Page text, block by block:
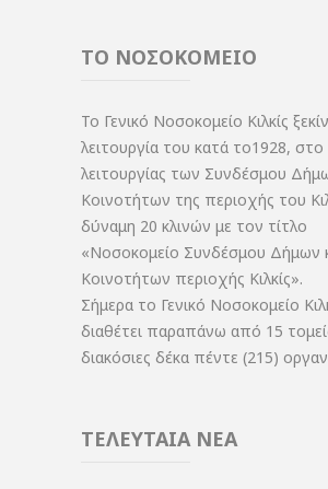
ΤΟ ΝΟΣΟΚΟΜΕΙΟ
Το Γενικό Νοσοκομείο Κιλκίς
λειτουργία του κατά το1928, στο
λειτουργίας των Συνδέσμου
Κοινοτήτων της περιοχής του
δύναμη 20 κλινών με τον τίτλο
«Νοσοκομείο Συνδέσμου Δήμων
Κοινοτήτων περιοχής Κιλκίς».
Σήμερα το Γενικό Νοσοκομείο
διαθέτει παραπάνω από 15
διακόσιες δέκα πέντε (215)
ΤΕΛΕΥΤΑΙΑ ΝΕΑ